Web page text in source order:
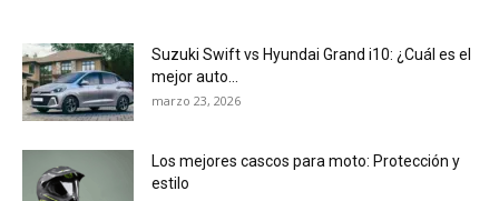
Suzuki Swift vs Hyundai Grand i10: ¿Cuál es el
mejor auto...
marzo 23, 2026
Los mejores cascos para moto: Protección y
estilo